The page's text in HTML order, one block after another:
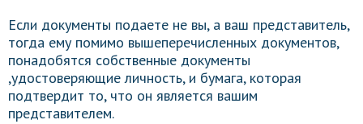
Если документы подаете не вы, а ваш представитель,
тогда ему помимо вышеперечисленных документов,
понадобятся собственные документы
,удостоверяющие личность, и бумага, которая
подтвердит то, что он является вашим
представителем.